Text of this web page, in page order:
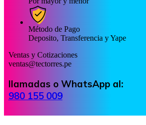
Método de Pago
Deposito, Transferencia y Yape
Ventas y Cotizaciones
ventas@tectorres.pe
llamadas o WhatsApp al:
980 155 009